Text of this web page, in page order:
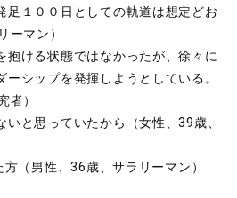
足１００日としての軌道は想定どお
ーマン）
抱ける状態ではなかったが、徐々に
シップを発揮しようとしている。
者）
いと思っていたから（女性、39歳、
（男性、36歳、サラリーマン）